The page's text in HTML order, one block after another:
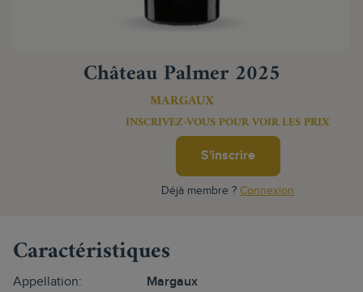
Château Palmer 2025
MARGAUX
INSCRIVEZ-VOUS POUR VOIR LES PRIX
S'inscrire
Déjà membre ? Connexion
Caractéristiques
Appellation: Margaux